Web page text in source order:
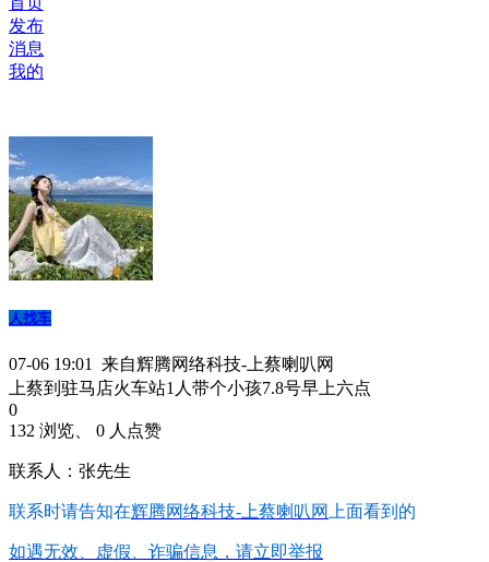
发布
消息
我的
人找车
07-06 19:01 来自辉腾网络科技-上蔡喇叭网
上蔡到驻马店火车站1人带个小孩7.8号早上六点
0
132 浏览、 0 人点赞
联系人：张先生
联系时请告知在辉腾网络科技-上蔡喇叭网 上面看到的
如遇无效、虚假、诈骗信息，请立即举报